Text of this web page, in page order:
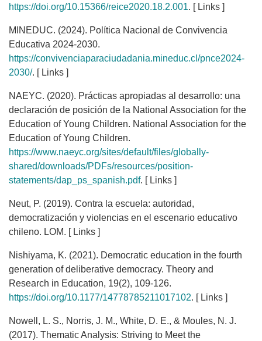
https://doi.org/10.15366/reice2020.18.2.001. [ Links ]
MINEDUC. (2024). Política Nacional de Convivencia
Educativa 2024-2030.
https://convivenciaparaciudadania.mineduc.cl/pnce2024-
2030/. [ Links ]
NAEYC. (2020). Prácticas apropiadas al desarrollo: una
declaración de posición de la National Association for the
Education of Young Children. National Association for the
Education of Young Children.
https://www.naeyc.org/sites/default/files/globally-
shared/downloads/PDFs/resources/position-
statements/dap_ps_spanish.pdf. [ Links ]
Neut, P. (2019). Contra la escuela: autoridad,
democratización y violencias en el escenario educativo
chileno. LOM. [ Links ]
Nishiyama, K. (2021). Democratic education in the fourth
generation of deliberative democracy. Theory and
Research in Education, 19(2), 109-126.
https://doi.org/10.1177/14778785211017102. [ Links ]
Nowell, L. S., Norris, J. M., White, D. E., & Moules, N. J.
(2017). Thematic Analysis: Striving to Meet the